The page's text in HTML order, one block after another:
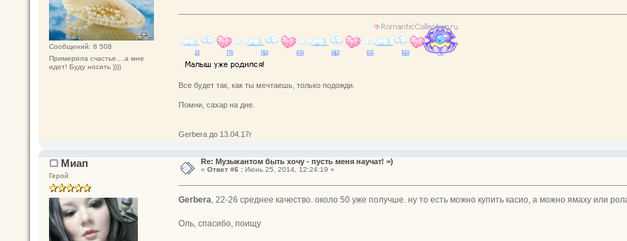
Сообщений: 8 508
Примерила счастье....а мне
идет! Буду носить ))))
Все будет так, как ты мечтаешь, только подожди.
Помни, сахар на дне.
Gerbera до 13.04.17г
Миап
Герой
Re: Музыкантом быть хочу - пусть меня научат! =)
« Ответ #6 :Июнь 25, 2014, 12:24:19 »
Gerbera, 22-26 среднее качество. около 50 уже получше. ну то есть можно купить касио, а можно ямаху или
Оль, спасибо, поищу